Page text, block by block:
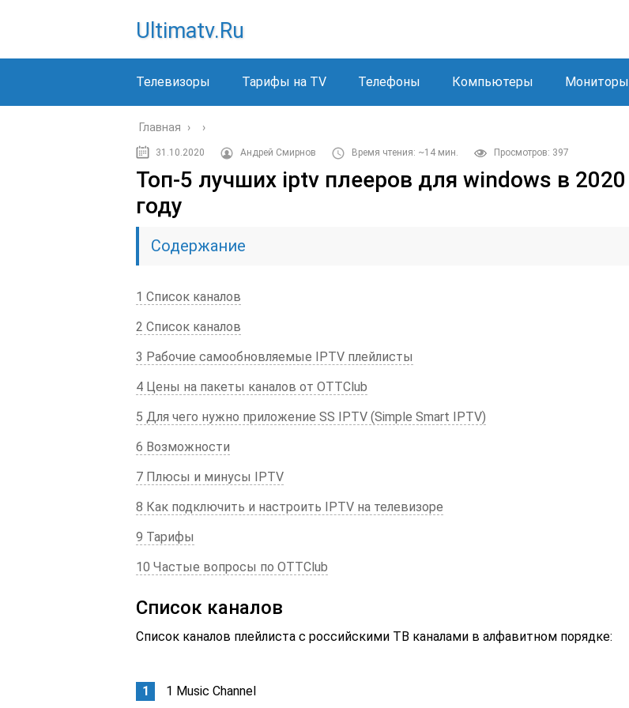
Ultimatv.ru
Телевизоры Тарифы на TV Телефоны Компьютеры Мониторы
Главная › ›
31.10.2020 Андрей Смирнов Время чтения: ~14 мин. Просмотров: 397
Топ-5 лучших iptv плееров для windows в 2020
году
Содержание
1 Список каналов
2 Список каналов
3 Рабочие самообновляемые IPTV плейлисты
4 Цены на пакеты каналов от OTTClub
5 Для чего нужно приложение SS IPTV (Simple Smart IPTV)
6 Возможности
7 Плюсы и минусы IPTV
8 Как подключить и настроить IPTV на телевизоре
9 Тарифы
10 Частые вопросы по OTTClub
Список каналов
Список каналов плейлиста с российскими ТВ каналами в алфавитном порядке:
1 Music Channel